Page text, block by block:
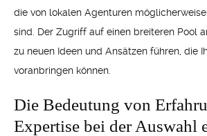
die von lokalen Agenturen
sind. Der Zugriff auf einen breiteren Pool
zu neuen Ideen und Ansätzen führen, die
voranbringen können.
Die Bedeutung von
Expertise bei der Auswahl